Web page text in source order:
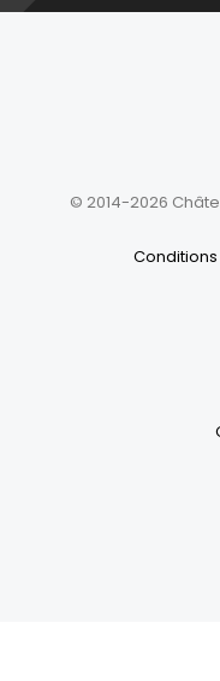
© 2014-2026